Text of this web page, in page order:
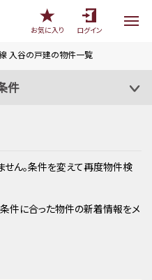
お気に入り
ログイン
入谷の戸建の物件一覧
件
ん。条件を変えて再度物件検
件に合った物件の新着情報をメ